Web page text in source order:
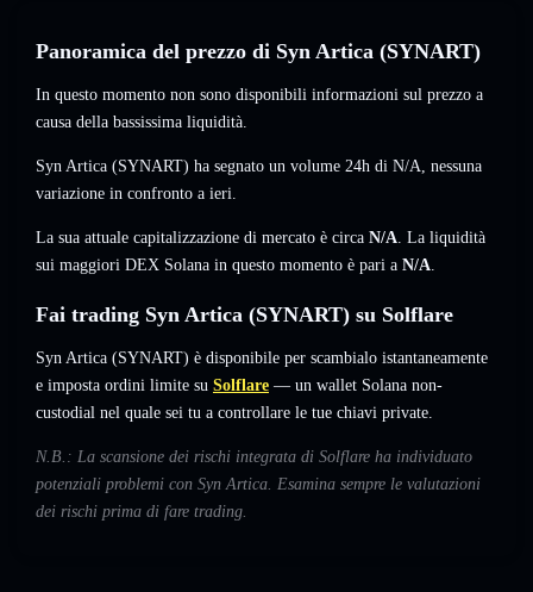
Panoramica del prezzo di Syn Artica (SYNART)
In questo momento non sono disponibili informazioni sul prezzo a
causa della bassissima liquidità.
Syn Artica (SYNART) ha segnato un volume 24h di N/A, nessuna
variazione in confronto a ieri.
La sua attuale capitalizzazione di mercato è circa N/A. La liquidità
sui maggiori DEX Solana in questo momento è pari a N/A.
Fai trading Syn Artica (SYNART) su Solflare
Syn Artica (SYNART) è disponibile per scambialo istantaneamente
e imposta ordini limite su Solflare — un wallet Solana non-
custodial nel quale sei tu a controllare le tue chiavi private.
N.B.: La scansione dei rischi integrata di Solflare ha individuato
potenziali problemi con Syn Artica. Esamina sempre le valutazioni
dei rischi prima di fare trading.